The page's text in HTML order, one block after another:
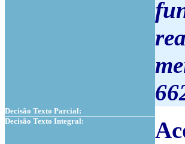
Decisão Texto Parcial:
Decisão Texto Integral: